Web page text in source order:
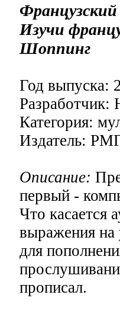
Французский
Изучи
Шоппинг
Год выпуска:
Разработчик:
Категория:
Издатель:
Описание:
первый -
Что касается
выражения на
для
прописал.